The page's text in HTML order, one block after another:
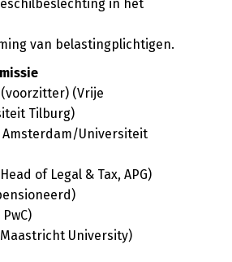
in het
van belastingplichtigen.
(voorzitter) (Vrije
Tilburg)
Amsterdam/Universiteit
of Legal & Tax, APG)
University)